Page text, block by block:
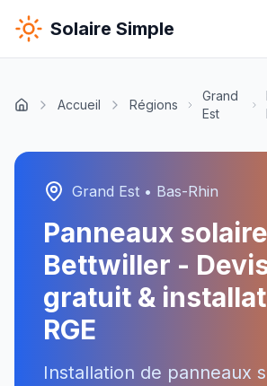
Solaire Simple
Accueil Régions
Grand
Est
Grand Est • Bas-Rhin
Panneaux
Bettwiller -
gratuit &
RGE
Installation de panneaux